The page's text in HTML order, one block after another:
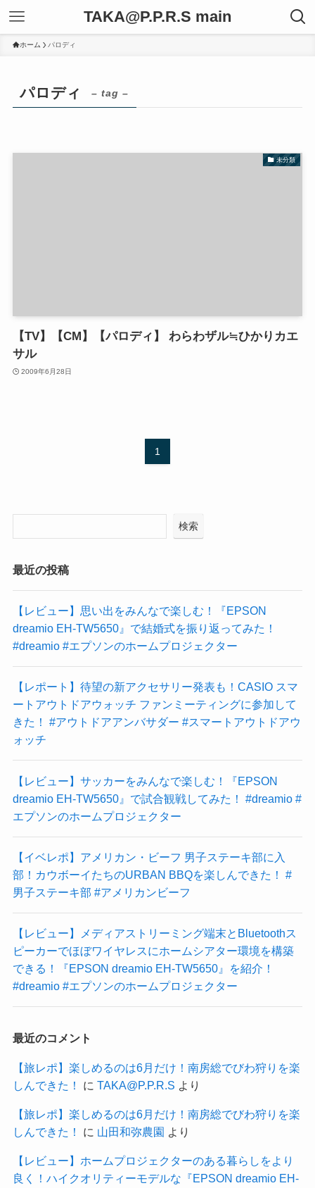
TAKA@P.P.R.S main
ホーム パロディ
パロディ – tag –
未分類
【TV】【CM】【パロディ】 わらわザル≒ひかりカエ
サル
2009年6月28日
1
検索
最近の投稿
【レビュー】思い出をみんなで楽しむ！『EPSON
dreamio EH-TW5650』で結婚式を振り返ってみた！
#dreamio #エプソンのホームプロジェクター
【レポート】待望の新アクセサリー発表も！CASIO スマ
ートアウトドアウォッチ ファンミーティングに参加して
きた！ #アウトドアアンバサダー #スマートアウトドアウ
ォッチ
【レビュー】サッカーをみんなで楽しむ！『EPSON
dreamio EH-TW5650』で試合観戦してみた！ #dreamio #
エプソンのホームプロジェクター
【イベレポ】アメリカン・ビーフ 男子ステーキ部に入
部！カウボーイたちのURBAN BBQを楽しんできた！ #
男子ステーキ部 #アメリカンビーフ
【レビュー】メディアストリーミング端末とBluetoothス
ピーカーでほぼワイヤレスにホームシアター環境を構築
できる！『EPSON dreamio EH-TW5650』を紹介！
#dreamio #エプソンのホームプロジェクター
最近のコメント
【旅レポ】楽しめるのは6月だけ！南房総でびわ狩りを楽
しんできた！
に TAKA@P.P.R.S より
【旅レポ】楽しめるのは6月だけ！南房総でびわ狩りを楽
しんできた！
に 山田和弥農園 より
【レビュー】ホームプロジェクターのある暮らしをより
良く！ハイクオリティーモデルな『EPSON dreamio EH-